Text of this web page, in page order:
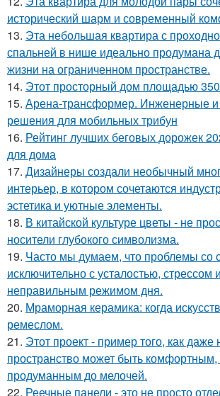
исторический шарм и современный
13. Эта небольшая квартира с
спальней в нише идеально продумана
жизни на ограниченном пространстве.
14. Этот просторный дом площадью
15. Арена-трансформер. Инженерные и
решения для мобильных трибун
16. Рейтинг лучших беговых дорожек
для дома
17. Дизайнеры создали необычный
интерьер, в котором сочетаются
эстетика и уютные элементы.
18. В китайской культуре цветы - не
носители глубокого символизма.
19. Часто мы думаем, что проблемы со
исключительно с усталостью, стрессом
неправильным режимом дня.
20. Мраморная керамика: когда
ремеслом.
21. Этот проект - пример того, как
пространство может быть
продуманным до мелочей.
22. Реечные панели - это не просто